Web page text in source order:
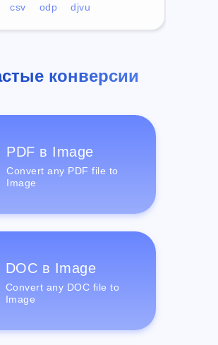
csv odp djvu
конверсии
PDF в Image
Convert any PDF file to
Image
DOC в Image
Convert any DOC file to
Image